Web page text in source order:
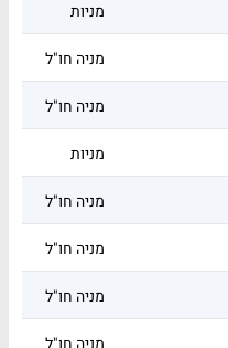
מניות
מניה חו"ל
מניה חו"ל
מניות
מניה חו"ל
מניה חו"ל
מניה חו"ל